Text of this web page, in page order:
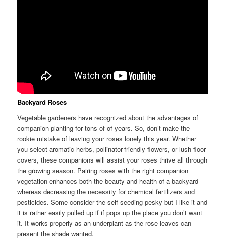
Backyard Roses
Vegetable gardeners have recognized about the advantages of
companion planting for tons of of years. So, don’t make the
rookie mistake of leaving your roses lonely this year. Whether
you select aromatic herbs, pollinator-friendly flowers, or lush floor
covers, these companions will assist your roses thrive all through
the growing season. Pairing roses with the right companion
vegetation enhances both the beauty and health of a backyard
whereas decreasing the necessity for chemical fertilizers and
pesticides. Some consider the self seeding pesky but I like it and
it is rather easily pulled up if if pops up the place you don’t want
it. It works properly as an underplant as the rose leaves can
present the shade wanted.